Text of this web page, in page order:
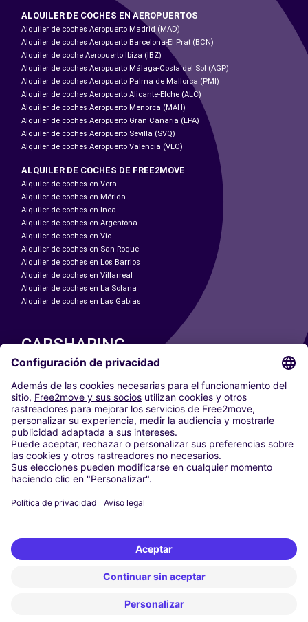
ALQUILER DE COCHES EN AEROPUERTOS
Alquiler de coches Aeropuerto Madrid (MAD)
Alquiler de coches Aeropuerto Barcelona-El Prat (BCN)
Alquiler de coche Aeropuerto Ibiza (IBZ)
Alquiler de coches Aeropuerto Málaga-Costa del Sol (AGP)
Alquiler de coches Aeropuerto Palma de Mallorca (PMI)
Alquiler de coches Aeropuerto Alicante-Elche (ALC)
Alquiler de coches Aeropuerto Menorca (MAH)
Alquiler de coches Aeropuerto Gran Canaria (LPA)
Alquiler de coches Aeropuerto Sevilla (SVQ)
Alquiler de coches Aeropuerto Valencia (VLC)
ALQUILER DE COCHES DE FREE2MOVE
Alquiler de coches en Vera
Alquiler de coches en Mérida
Alquiler de coches en Inca
Alquiler de coches en Argentona
Alquiler de coches en Vic
Alquiler de coches en San Roque
Alquiler de coches en Los Barrios
Alquiler de coches en Villarreal
Alquiler de coches en La Solana
Alquiler de coches en Las Gabias
CARSHARING
NUESTRAS CIUDADES
Paris
Madrid
Washington DC
Milán
Roma
Turín
Viena
Berlín
Düsseldorf